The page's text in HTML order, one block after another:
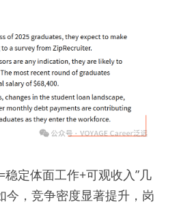
稳定体面工作+可观收入”几
今，竞争密度显著提升，岗